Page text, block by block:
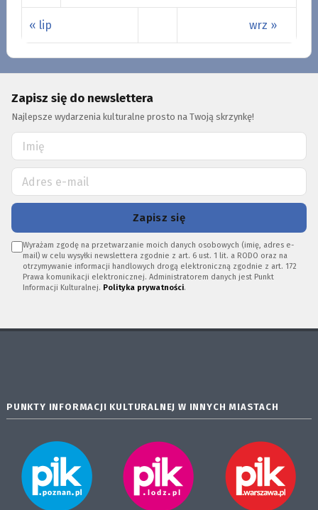
« lip wrz »
Zapisz się do newslettera
Najlepsze wydarzenia kulturalne prosto na Twoją skrzynkę!
Zapisz się
Wyrażam zgodę na przetwarzanie moich danych osobowych (imię, adres e-
mail) w celu wysyłki newslettera zgodnie z art. 6 ust. 1 lit. a RODO oraz na
otrzymywanie informacji handlowych drogą elektroniczną zgodnie z art. 172
Prawa komunikacji elektronicznej. Administratorem danych jest Punkt
Informacji Kulturalnej. Polityka prywatności.
PUNKTY INFORMACJI KULTURALNEJ W INNYCH MIASTACH